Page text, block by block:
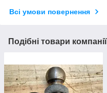
Всі умови повернення
Подібні товари компанії